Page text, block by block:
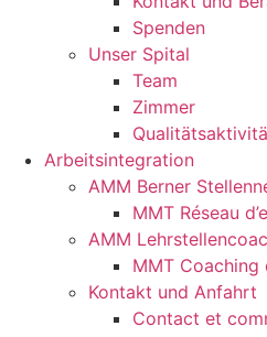
Spenden
Unser Spital
Team
Zimmer
Arbeitsintegration
AMM Berner
MMT Réseau
AMM
MMT Coaching
Kontakt und Anfahrt
Contact et